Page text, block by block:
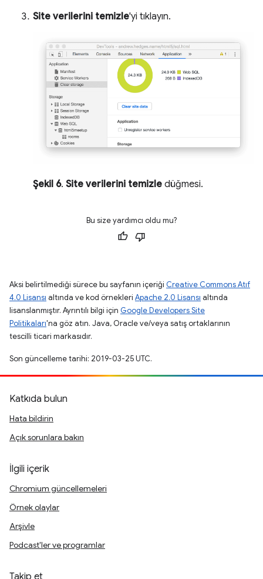
Site verilerini temizle'yi tıklayın.
Şekil 6. Site verilerini temizle düğmesi.
Bu size yardımcı oldu mu?
Aksi belirtilmediği sürece bu sayfanın içeriği Creative Commons Atıf
4.0 Lisansı altında ve kod örnekleri Apache 2.0 Lisansı altında
lisanslanmıştır. Ayrıntılı bilgi için Google Developers Site
Politikaları'na göz atın. Java, Oracle ve/veya satış ortaklarının
tescilli ticari markasıdır.
Son güncelleme tarihi: 2019-03-25 UTC.
Katkıda bulun
Hata bildirin
Açık sorunlara bakın
İlgili içerik
Chromium güncellemeleri
Örnek olaylar
Arşivle
Podcast'ler ve programlar